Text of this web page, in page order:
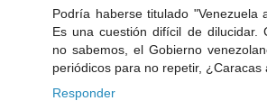
Podría haberse titulado "Venezuela
Es una cuestión difícil de dilucidar.
no sabemos, el Gobierno
periódicos para no repetir, ¿Caracas
Responder